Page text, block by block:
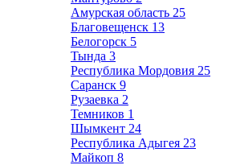
Амурская область 25
Благовещенск 13
Белогорск 5
Тында 3
Республика Мордовия 25
Саранск 9
Рузаевка 2
Темников 1
Шымкент 24
Республика Адыгея 23
Майкоп 8